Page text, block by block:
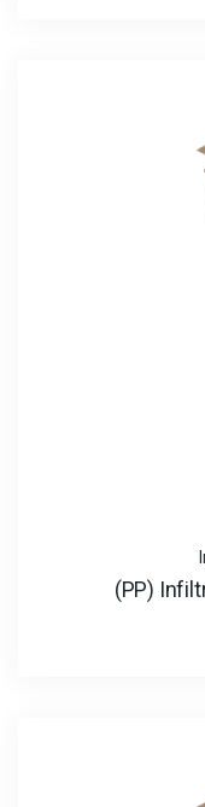
(PP)